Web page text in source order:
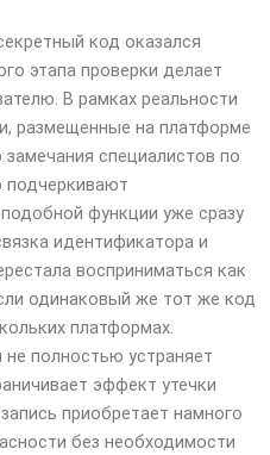
код оказался
этапа проверки делает
В рамках реальности
размещенные на платформе
специалистов по
подчеркивают
функции уже сразу
идентификатора и
восприниматься как
одинаковый же тот же код
платформах.
полностью устраняет
эффект утечки
приобретает намного
без необходимости